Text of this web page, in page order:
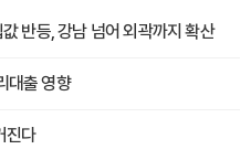
반등, 강남 넘어 외곽까지 확산
대출 영향
진다